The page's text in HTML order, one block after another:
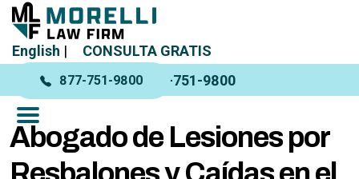
English | CONSULTA GRATIS
877-751-9800 877-751-9800
Abogado de Lesiones por